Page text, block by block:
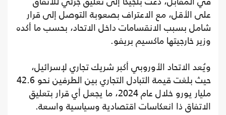
على الأقل، مع الاعتراف بصعوبة التوصل إلى قرار
شامل بسبب الانقسامات داخل الاتحاد، بحسب ما أكده
وزير خارجيتها ماكسيم بريفو.
ويُعد الاتحاد الأوروبي أكبر شريك تجاري لإسرائيل،
حيث بلغت قيمة التبادل التجاري بين الطرفين نحو 42.6
مليار يورو خلال عام 2024، ما يجعل أي قرار بتعليق
الاتفاق ذا انعكاسات اقتصادية وسياسية واسعة.